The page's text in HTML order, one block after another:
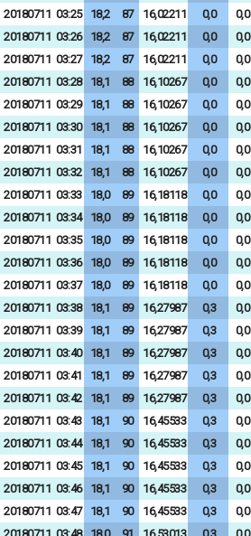
20180711 03:25 18,2 87 16,02211 0,0 0,0
20180711 03:26 18,2 87 16,02211 0,0 0,0
20180711 03:27 18,2 87 16,02211 0,0 0,0
20180711 03:28 18,1 88 16,10267 0,0 0,0
20180711 03:29 18,1 88 16,10267 0,0 0,0
20180711 03:30 18,1 88 16,10267 0,0 0,0
20180711 03:31 18,1 88 16,10267 0,0 0,0
20180711 03:32 18,1 88 16,10267 0,0 0,0
20180711 03:33 18,0 89 16,18118 0,0 0,0
20180711 03:34 18,0 89 16,18118 0,0 0,0
20180711 03:35 18,0 89 16,18118 0,0 0,0
20180711 03:36 18,0 89 16,18118 0,0 0,0
20180711 03:37 18,0 89 16,18118 0,0 0,0
20180711 03:38 18,1 89 16,27987 0,3 0,0
20180711 03:39 18,1 89 16,27987 0,3 0,0
20180711 03:40 18,1 89 16,27987 0,3 0,0
20180711 03:41 18,1 89 16,27987 0,3 0,0
20180711 03:42 18,1 89 16,27987 0,3 0,0
20180711 03:43 18,1 90 16,45533 0,3 0,0
20180711 03:44 18,1 90 16,45533 0,3 0,0
20180711 03:45 18,1 90 16,45533 0,3 0,0
20180711 03:46 18,1 90 16,45533 0,3 0,0
20180711 03:47 18,1 90 16,45533 0,3 0,0